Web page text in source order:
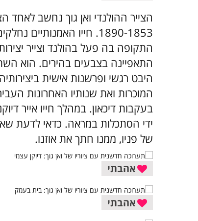
הצייר ההולנדי ואן גוך נחשב לאחד
1890-1853. חייו
התקופה בה פעל בהולנד וצייר
התאפיינה בצבעים בהירים. הוא
היבט רגשי ופרשנות אישית
המוכרות ואת שנותיו האחרונות
בעקבות דיכאון. במהלך חייו אייר
ידי הסתכלות במראה. כדאי לדעת
של פניו, ממנו חתך את אוזנו.
אהבתי
אהבתי